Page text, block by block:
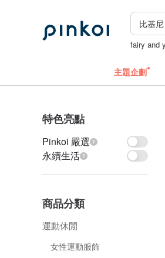
fairy and
主題企劃
特色亮點
Pinkoi 嚴選
永續生活
商品分類
運動休閒
女性運動服飾